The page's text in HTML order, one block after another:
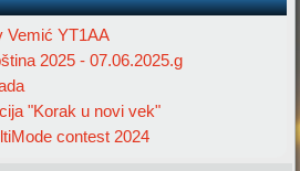
Vemić YT1AA
2025 - 07.06.2025.g
"Korak u novi vek"
contest 2024